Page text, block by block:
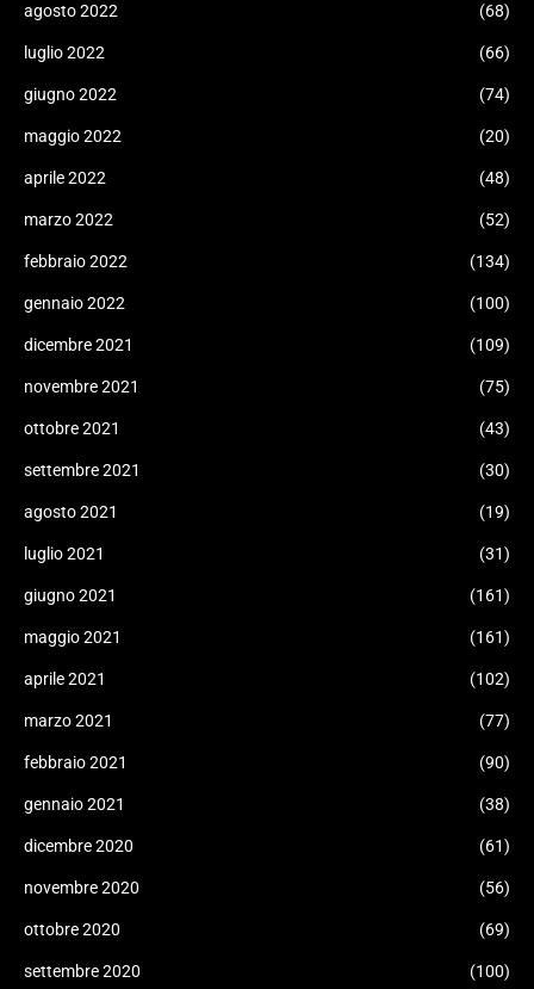
agosto 2022 (68)
luglio 2022 (66)
giugno 2022 (74)
maggio 2022 (20)
aprile 2022 (48)
marzo 2022 (52)
febbraio 2022 (134)
gennaio 2022 (100)
dicembre 2021 (109)
novembre 2021 (75)
ottobre 2021 (43)
settembre 2021 (30)
agosto 2021 (19)
luglio 2021 (31)
giugno 2021 (161)
maggio 2021 (161)
aprile 2021 (102)
marzo 2021 (77)
febbraio 2021 (90)
gennaio 2021 (38)
dicembre 2020 (61)
novembre 2020 (56)
ottobre 2020 (69)
settembre 2020 (100)